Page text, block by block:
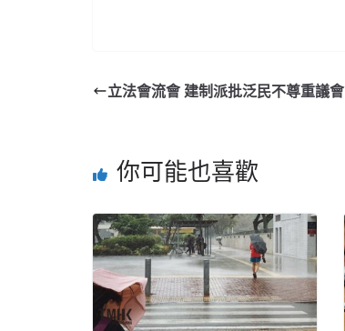
立法會流會 建制派批泛民不尊重議會
你可能也喜歡